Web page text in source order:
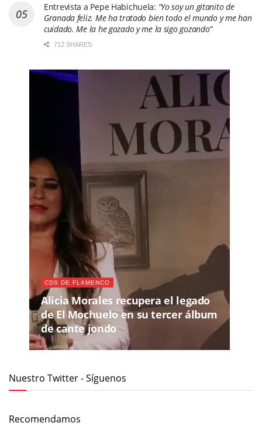
Entrevista a Pepe Habichuela: “Yo soy un gitanito de
Granada feliz. Me ha tratado bien todo el mundo y me han
cuidado. Me la he gozado y me la sigo gozando”
712 SHARES
CDS DE FLAMENCO
Alicia Morales recupera el legado
de El Mochuelo en su tercer álbum
de cante jondo
Nuestro Twitter - Síguenos
Recomendamos